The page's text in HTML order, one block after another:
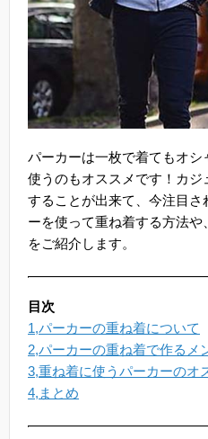
パーカーは一枚で着てもオシ
使うのもオススメです！カジ
することが出来て、今注目さ
ーを使って重ね着する方法や
をご紹介します。
目次
1,パーカーの重ね着について
2,パーカーの重ね着で作るメ
3,重ね着に使うパーカーのオ
4,まとめ